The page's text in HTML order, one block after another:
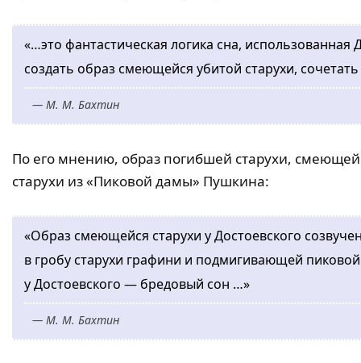
«…это фантастическая логика сна, использованная
создать образ смеющейся убитой старухи,
— М. М. Бахтин
По его мнению, образ погибшей старухи,
старухи из «Пиковой дамы» Пушкина:
«Образ смеющейся старухи у Достоевского
в гробу старухи графини и подмигивающей
у Достоевского — бредовый сон …»
— М. М. Бахтин